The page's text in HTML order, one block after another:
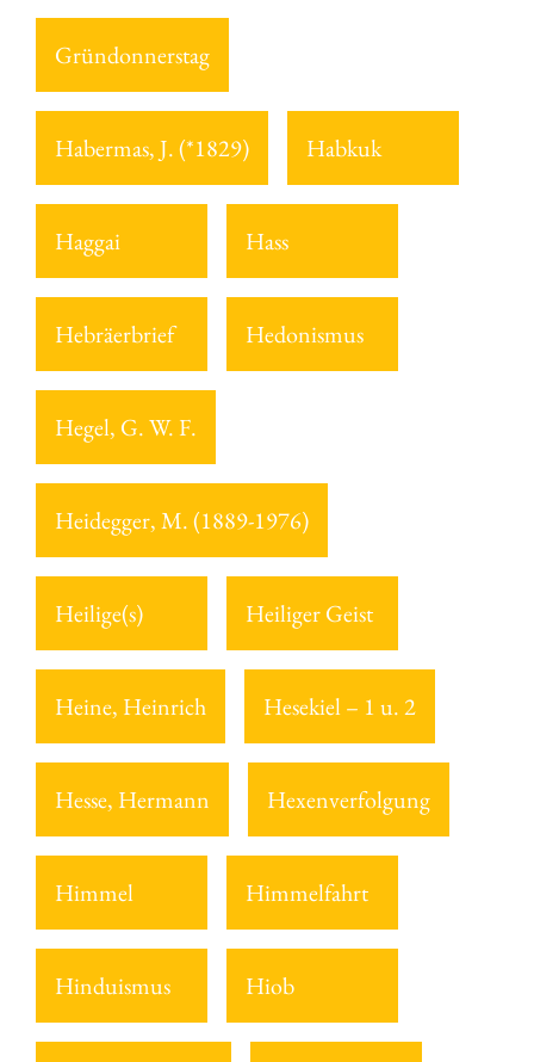
Gründonnerstag
Habermas, J. (*1829) Habkuk
Haggai Hass
Hebräerbrief Hedonismus
Hegel, G. W. F.
Heidegger, M. (1889-1976)
Heilige(s) Heiliger Geist
Heine, Heinrich Hesekiel – 1 u. 2
Hesse, Hermann Hexenverfolgung
Himmel Himmelfahrt
Hinduismus Hiob